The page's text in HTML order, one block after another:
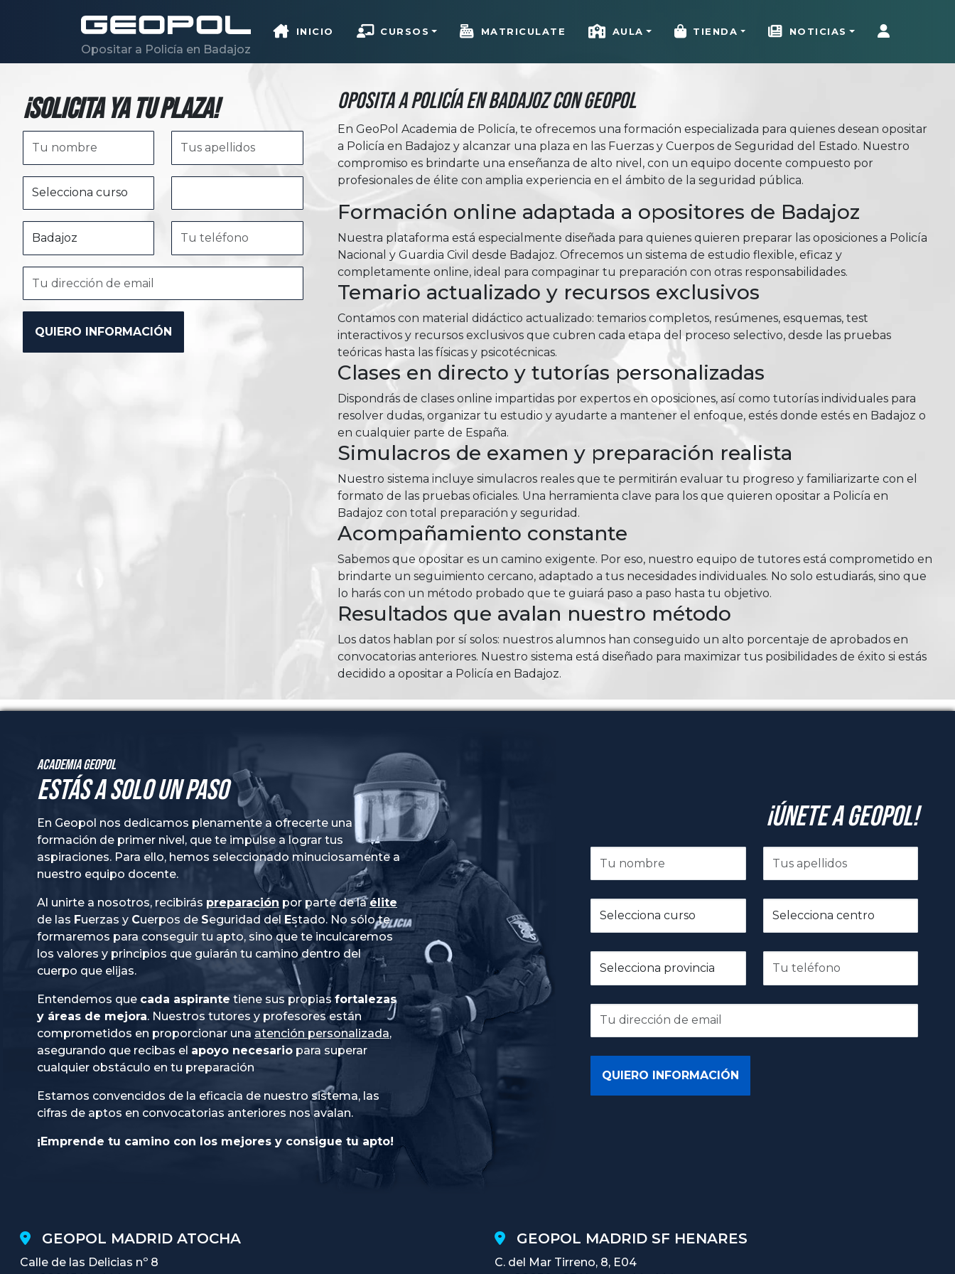
Opositar a Policía en Badajoz
INICIO CURSOS MATRICULATE AULA TIENDA NOTICIAS
¡Solicita ya tu plaza! Oposita a Policía en Badajoz con Geopol
En GeoPol Academia de Policía, te ofrecemos una formación especializada para quienes desean opositar
a Policía en Badajoz y alcanzar una plaza en las Fuerzas y Cuerpos de Seguridad del Estado. Nuestro
compromiso es brindarte una enseñanza de alto nivel, con un equipo docente compuesto por
profesionales de élite con amplia experiencia en el ámbito de la seguridad pública.
Formación online adaptada a opositores de Badajoz
Nuestra plataforma está especialmente diseñada para quienes quieren preparar las oposiciones a Policía
Nacional y Guardia Civil desde Badajoz. Ofrecemos un sistema de estudio flexible, eficaz y
completamente online, ideal para compaginar tu preparación con otras responsabilidades.
Temario actualizado y recursos exclusivos
Contamos con material didáctico actualizado: temarios completos, resúmenes, esquemas, test
interactivos y recursos exclusivos que cubren cada etapa del proceso selectivo, desde las pruebas
teóricas hasta las físicas y psicotécnicas.
Clases en directo y tutorías personalizadas
Dispondrás de clases online impartidas por expertos en oposiciones, así como tutorías individuales para
resolver dudas, organizar tu estudio y ayudarte a mantener el enfoque, estés donde estés en Badajoz o
en cualquier parte de España.
Simulacros de examen y preparación realista
Nuestro sistema incluye simulacros reales que te permitirán evaluar tu progreso y familiarizarte con el
formato de las pruebas oficiales. Una herramienta clave para los que quieren opositar a Policía en
Badajoz con total preparación y seguridad.
Acompañamiento constante
Sabemos que opositar es un camino exigente. Por eso, nuestro equipo de tutores está comprometido en
brindarte un seguimiento cercano, adaptado a tus necesidades individuales. No solo estudiarás, sino que
lo harás con un método probado que te guiará paso a paso hasta tu objetivo.
Resultados que avalan nuestro método
Los datos hablan por sí solos: nuestros alumnos han conseguido un alto porcentaje de aprobados en
convocatorias anteriores. Nuestro sistema está diseñado para maximizar tus posibilidades de éxito si estás
decidido a opositar a Policía en Badajoz.
Academia GeoPol
Estás a solo un paso
En Geopol nos dedicamos plenamente a ofrecerte una
formación de primer nivel, que te impulse a lograr tus
aspiraciones. Para ello, hemos seleccionado minuciosamente a
nuestro equipo docente.
Al unirte a nosotros, recibirás preparación por parte de laélite
de las
Fuerzas y Cuerpos de Seguridad del Estado. No sólo te
formaremos para conseguir tu apto, sino que te inculcaremos
los valores y principios que guiarán tu camino dentro del
cuerpo que elijas.
Entendemos que cada aspirante tiene sus propiasfortalezas
y áreas de mejora. Nuestros tutores y profesores están
comprometidos en proporcionar una atención personalizada,
asegurando que recibas el apoyo necesario para superar
cualquier obstáculo en tu preparación
Estamos convencidos de la eficacia de nuestro sistema, las
cifras de aptos en convocatorias anteriores nos avalan.
¡Emprende tu camino con los mejores y consigue tu apto!
¡Únete a GeoPol!
GEOPOL MADRID ATOCHA
Calle de las Delicias nº 8
GEOPOL MADRID SF HENARES
C. del Mar Tirreno, 8, E04